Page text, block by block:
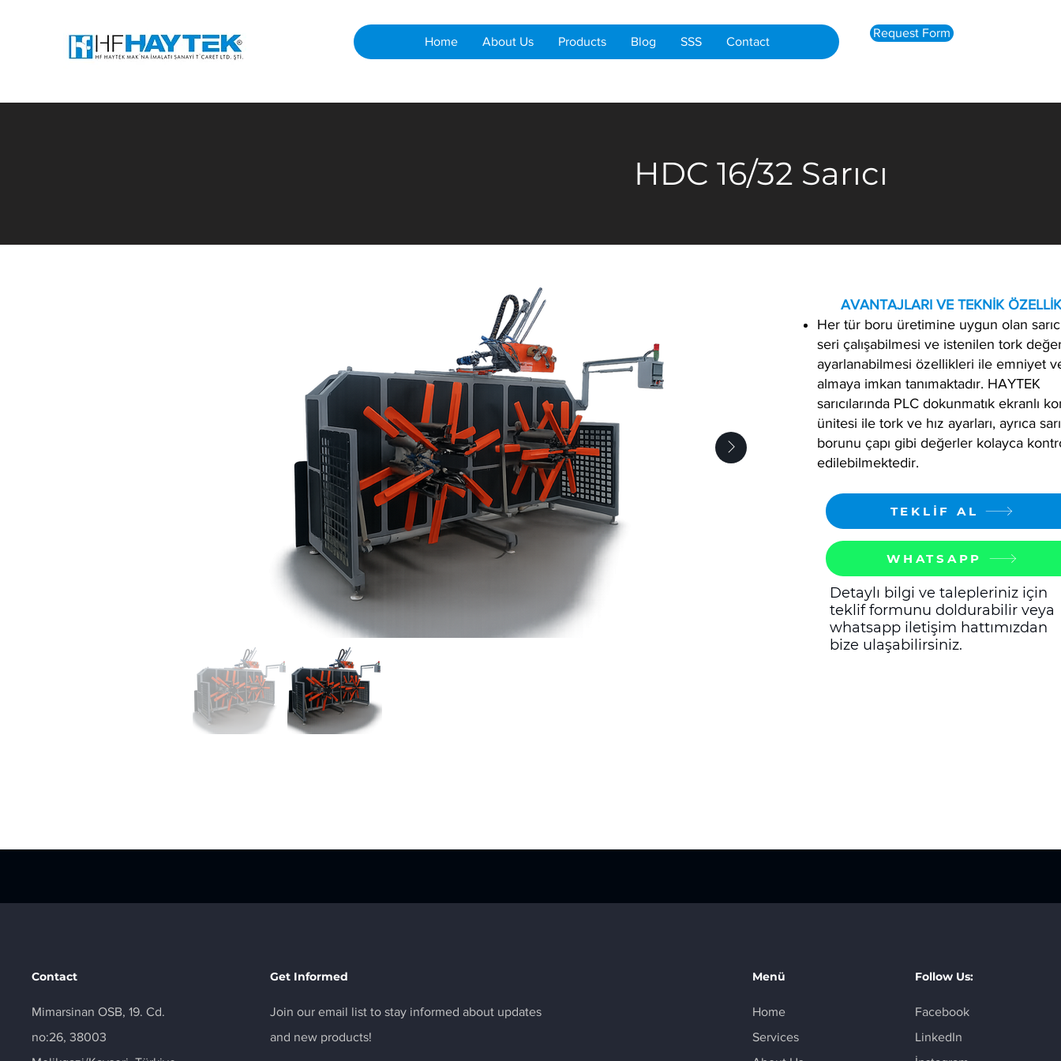
Home About Us Products Blog SSS Contact
Request Form
HDC 16/32 Sarıcı
AVANTAJLARI VE TEKNİK
Her tür boru üretimine uygun olan
seri çalışabilmesi ve istenilen tork
ayarlanabilmesi özellikleri ile emniyet
almaya imkan tanımaktadır. HAYTEK
sarıcılarında PLC dokunmatık ekranlı
ünitesi ile tork ve hız ayarları, ayrıca
borunu çapı gibi değerler kolayca
edilebilmektedir.
TEKLİF AL
WHATSAPP
Detaylı bilgi ve talepleriniz için
teklif formunu doldurabilir veya
whatsapp iletişim hattımızdan
bize ulaşabilirsiniz.
Contact
Mimarsinan OSB, 19. Cd.
no:26, 38003
Get Informed
Join our email list to stay informed about updates
and new products!
Menü
Home
Services
Follow Us:
Facebook
LinkedIn